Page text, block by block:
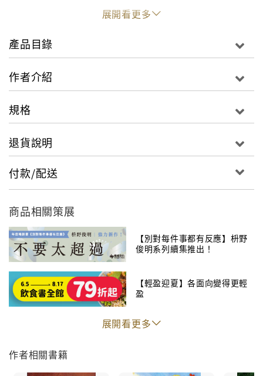
面對壓力時，該如何調整心境、做好因應，保持輕盈自
擅長紓壓議題的謝明憲醫師，在本書中探討壓力對身心
各層面之影響、造成壓力的外在因素與個人特質，進而
壓力管理原則，多管齊下，紓解壓力。
自己的步調，就能取用壓力帶來的正向刺激，避開壓力
展開看更多
產品目錄
作者介紹
規格
退貨說明
付款/配送
商品相關策展
【別對每件事都有反應】枡野
俊明系列續集推出！
【輕盈迎夏】各面向變得更輕
盈
展開看更多
作者相關書籍